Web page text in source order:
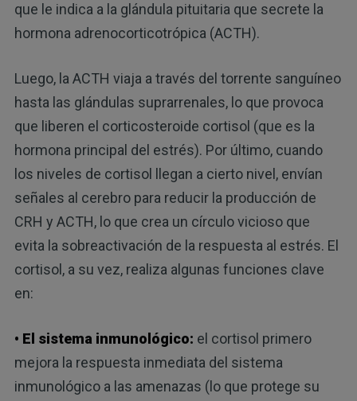
que le indica a la glándula pituitaria que secrete la
hormona adrenocorticotrópica (ACTH).
Luego, la ACTH viaja a través del torrente sanguíneo
hasta las glándulas suprarrenales, lo que provoca
que liberen el corticosteroide cortisol (que es la
hormona principal del estrés). Por último, cuando
los niveles de cortisol llegan a cierto nivel, envían
señales al cerebro para reducir la producción de
CRH y ACTH, lo que crea un círculo vicioso que
evita la sobreactivación de la respuesta al estrés. El
cortisol, a su vez, realiza algunas funciones clave
en:
• El sistema inmunológico: el cortisol primero
mejora la respuesta inmediata del sistema
inmunológico a las amenazas (lo que protege su